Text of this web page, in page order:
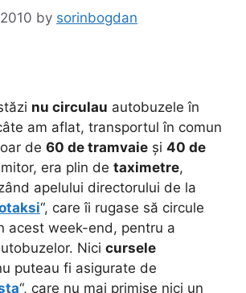
by sorinbogdan
nu circulau autobuzele în
am aflat, transportul în comun
de 60 de tramvaie și 40 de
era plin de taximetre,
apelului directorului de la
“, care îi rugase să circule
acest week-end, pentru a
Nici cursele
puteau fi asigurate de
“, care nu mai primise nici un